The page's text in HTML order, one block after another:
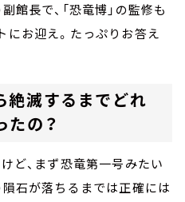
館長で、「恐竜博」の監修も
お迎え。たっぷりお答え
絶滅するまでどれ
たの？
ど、まず恐竜第一号みたい
石が落ちるまでは正確には